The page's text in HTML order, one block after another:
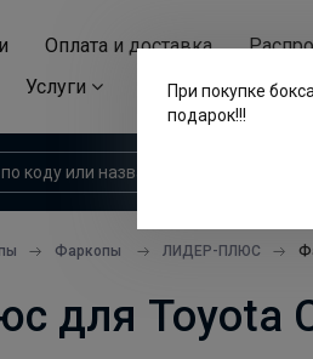
Оплата и доставка
Услуги Аренда автобоксов
Фаркопы ЛИДЕР-ПЛЮС
для Toyota
При покупке
подарок!!!